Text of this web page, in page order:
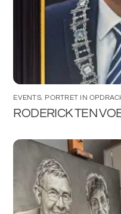
EVENTS, PORTRET IN
RODERICK TEN